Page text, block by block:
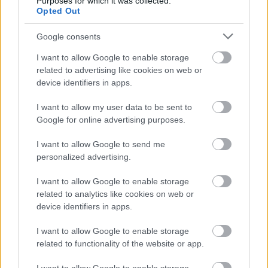
Opted Out
Google consents
I want to allow Google to enable storage
related to advertising like cookies on web or
device identifiers in apps.
I want to allow my user data to be sent to
Google for online advertising purposes.
I want to allow Google to send me
personalized advertising.
I want to allow Google to enable storage
related to analytics like cookies on web or
device identifiers in apps.
I want to allow Google to enable storage
related to functionality of the website or app.
kellett hagyatkoznunk - még szerencse, hogy a
rendező, Achim Conrad maga is színész.
Friederike Bernau:- Nino D'Introna és Giacomo
Ravicchio darabja tág teret enged a játéknak. Így
aztán mindkét színész játékosan és improvizálva
vezette, segítette egymást a próbák során. A mű
rendkívüli módon megmozgatja a fantáziát, aminek
hiteles színpadi megjelenítéséhez elengedhetetlen a
színészek kreativitása. Erre a játékosságra, a két
színész intenzív egymásra hatására alapozta
koncepcióját Achim Conrad. Olyan produkció
született, amire azt kell mondanunk: családi színház
- hiszen fiatalok és felnőttek egyaránt jól és